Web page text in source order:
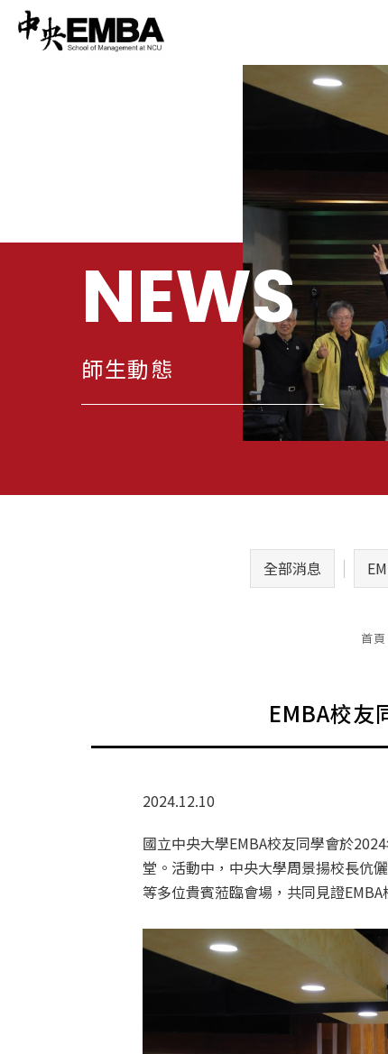
NEWS
師生動態
全部消息
首頁
EMBA校友
2024.12.10
國立中央大學EMBA校友同學會於
堂。活動中，中央大學周景揚校長伉
等多位貴賓蒞臨會場，共同見證